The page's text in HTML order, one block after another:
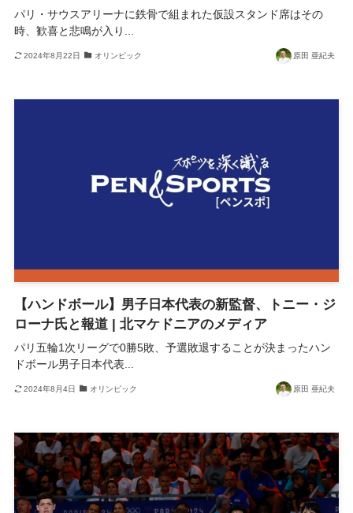
パリ・サウスアリーナに鉄骨で組まれた仮設スタンド席はその
時、歓喜と悲鳴が入り...
2024年8月22日 オリンピック 原田 亜紀夫
【ハンドボール】男子日本代表の新監督、トニー・ジ
ローナ氏と報道 | 北マケドニアのメディア
パリ五輪1次リーグで0勝5敗、予選敗退することが決まったハン
ドボール男子日本代表...
2024年8月4日 オリンピック 原田 亜紀夫